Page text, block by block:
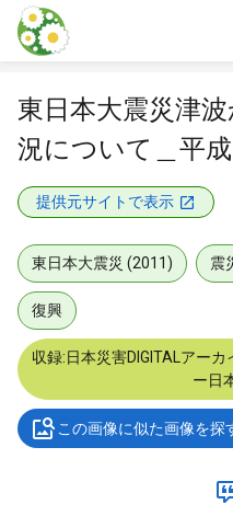
本文に飛ぶ
東日本大震災津
況について＿平
提供元サイトで表示
東日本大震災 (2011) 震
復興
収録:日本災害DIGITALアー
ー日
この画像に似た画像を探